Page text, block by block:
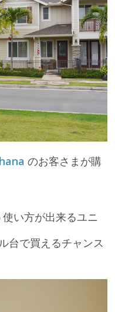
のお客さまが購
い方が出来るユニ
台で買えるチャンス